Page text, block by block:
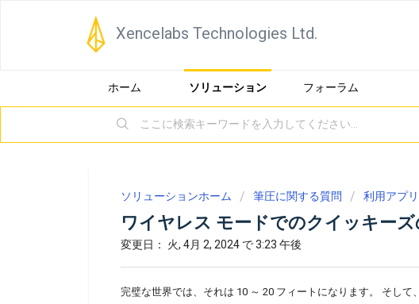
Xencelabs Technologies Ltd.
ホーム ソリューション フォーラム
ソリューションホーム 筆圧に関する質問 利用アプ
ワイヤレス モードでのクイッキー
変更日： 火, 4月 2, 2024 で 3:23 午後
完璧な世界では、それは 10 ～ 20 フィートになります。 そして